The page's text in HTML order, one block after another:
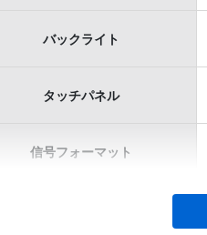
バックライト
タッチパネル
信号フォーマット